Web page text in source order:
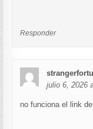
Responder
julio 6, 2026
no funciona el link